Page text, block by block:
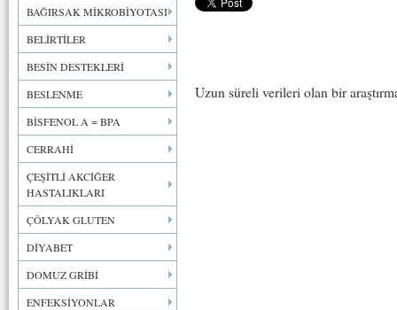
BAĞIRSAK MİKROBİYOTASI
BELİRTİLER
BESİN DESTEKLERİ
BESLENME
BİSFENOL A = BPA
CERRAHİ
ÇEŞİTLİ AKCİĞER
HASTALIKLARI
ÇÖLYAK GLUTEN
DİYABET
DOMUZ GRİBİ
ENFEKSİYONLAR
Uzun süreli verileri olan bir